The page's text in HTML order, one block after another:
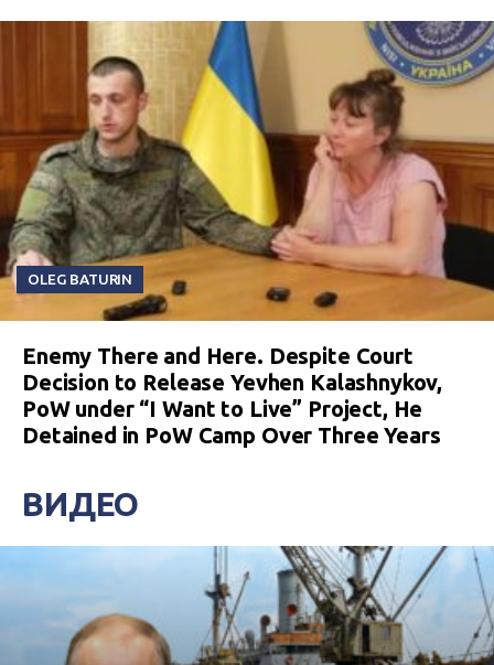
OLEG BATURIN
Enemy There and Here. Despite Court
Decision to Release Yevhen Kalashnykov,
PoW under “I Want to Live” Project, He
Detained in PoW Camp Over Three Years
ВИДЕО